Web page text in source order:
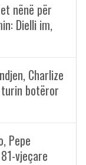
nënë për
Dielli im,
Charlize
botëror
Pepe
vjeçare